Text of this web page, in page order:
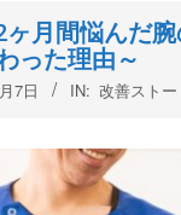
月間悩んだ
った理由～
7日 IN: 改善ストー